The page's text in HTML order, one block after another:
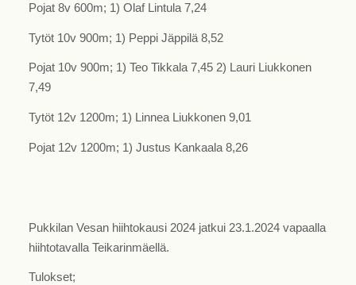
Pojat 8v 600m; 1) Olaf Lintula 7,24
Tytöt 10v 900m; 1) Peppi Jäppilä 8,52
Pojat 10v 900m; 1) Teo Tikkala 7,45 2) Lauri Liukkonen
7,49
Tytöt 12v 1200m; 1) Linnea Liukkonen 9,01
Pojat 12v 1200m; 1) Justus Kankaala 8,26
Pukkilan Vesan hiihtokausi 2024 jatkui 23.1.2024 vapaalla
hiihtotavalla Teikarinmäellä.
Tulokset;